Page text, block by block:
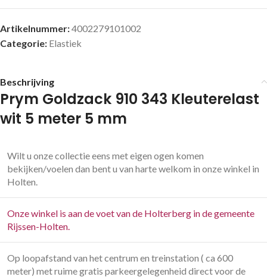
Artikelnummer:4002279101002
Categorie: Elastiek
Beschrijving
Prym Goldzack 910 343 Kleuterelast
wit 5 meter 5 mm
Wilt u onze collectie eens met eigen ogen komen
bekijken/voelen dan bent u van harte welkom in onze winkel in
Holten.
Onze winkel is aan de voet van de Holterberg in de gemeente
Rijssen-Holten.
Op loopafstand van het centrum en treinstation ( ca 600
meter) met ruime gratis parkeergelegenheid direct voor de